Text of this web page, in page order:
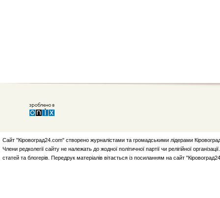
Сайт "Кіровоград24.com" створено журналістами та громадськими лідерами
Члени редколегії сайту не належать до жодної політичної партії чи релігійної
статей та блогерів. Передрук матеріалів вітається із посиланням на сайт